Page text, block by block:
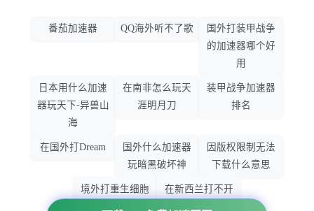
番茄加速器 QQ海外听不了歌
国外打装甲战争
的加速器哪个好
用
日本用什么加速
器玩天下-异兽山
海
在南非怎么玩天
涯明月刀
装甲战争加速器
排名
在国外打Dream
国外什么加速器
玩暗黑破坏神
因版权限制无法
下载什么意思
境外打重生细胞
加速器哪个好
在新西兰打不开
大智慧怎么办